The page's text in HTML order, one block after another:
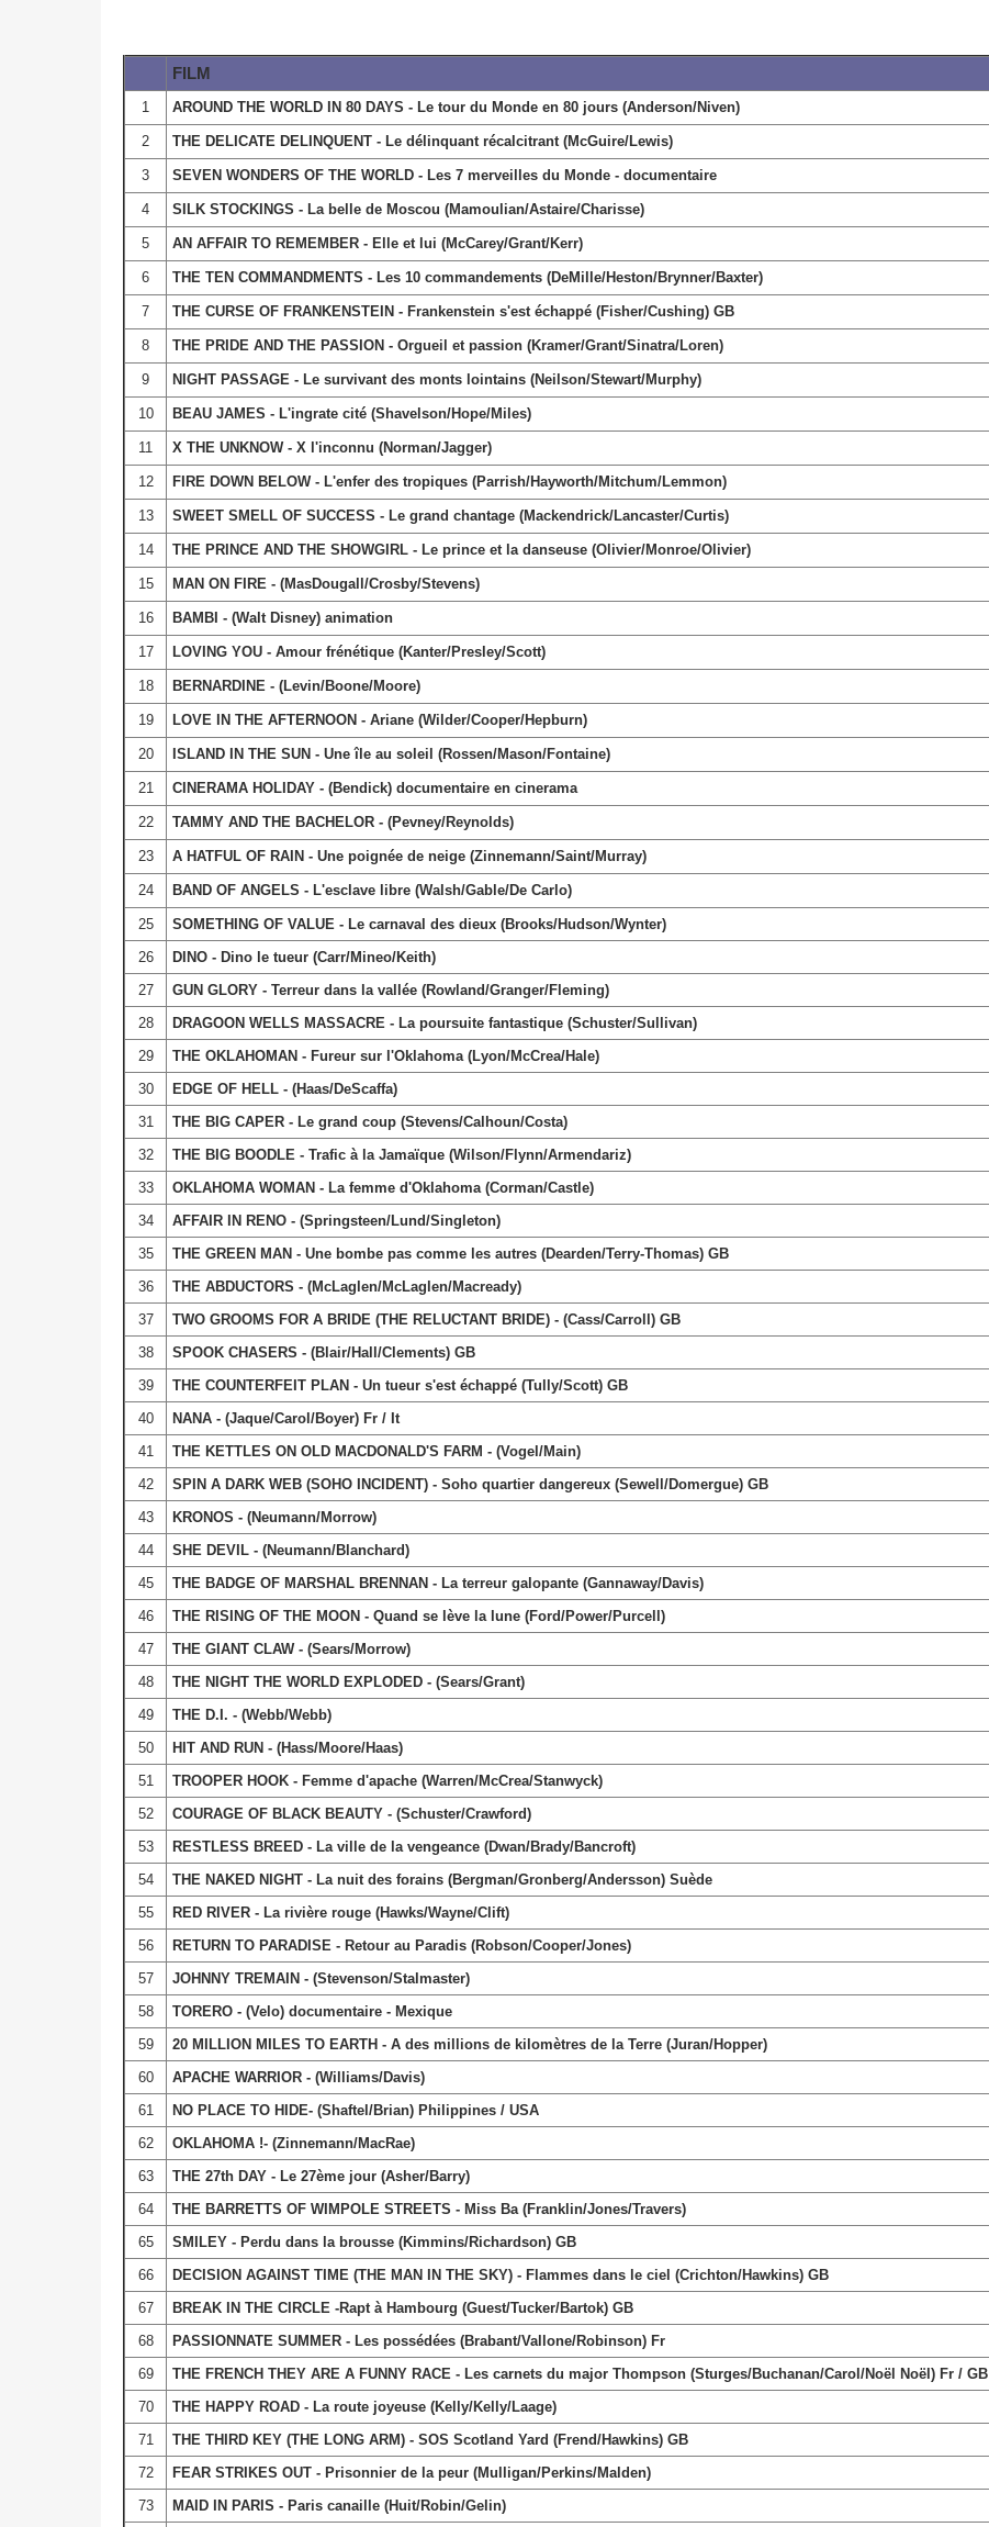
FILM
1 AROUND THE WORLD IN 80 DAYS - Le tour du Monde en 80 jours (Anderson/Niven)
2 THE DELICATE DELINQUENT - Le délinquant récalcitrant (McGuire/Lewis)
3 SEVEN WONDERS OF THE WORLD - Les 7 merveilles du Monde - documentaire
4 SILK STOCKINGS - La belle de Moscou (Mamoulian/Astaire/Charisse)
5 AN AFFAIR TO REMEMBER - Elle et lui (McCarey/Grant/Kerr)
6 THE TEN COMMANDMENTS - Les 10 commandements (DeMille/Heston/Brynner/Baxter)
7 THE CURSE OF FRANKENSTEIN - Frankenstein s'est échappé (Fisher/Cushing) GB
8 THE PRIDE AND THE PASSION - Orgueil et passion (Kramer/Grant/Sinatra/Loren)
9 NIGHT PASSAGE - Le survivant des monts lointains (Neilson/Stewart/Murphy)
10 BEAU JAMES - L'ingrate cité (Shavelson/Hope/Miles)
11 X THE UNKNOW - X l'inconnu (Norman/Jagger)
12 FIRE DOWN BELOW - L'enfer des tropiques (Parrish/Hayworth/Mitchum/Lemmon)
13 SWEET SMELL OF SUCCESS - Le grand chantage (Mackendrick/Lancaster/Curtis)
14 THE PRINCE AND THE SHOWGIRL - Le prince et la danseuse (Olivier/Monroe/Olivier)
15 MAN ON FIRE - (MasDougall/Crosby/Stevens)
16 BAMBI - (Walt Disney) animation
17 LOVING YOU - Amour frénétique (Kanter/Presley/Scott)
18 BERNARDINE - (Levin/Boone/Moore)
19 LOVE IN THE AFTERNOON - Ariane (Wilder/Cooper/Hepburn)
20 ISLAND IN THE SUN - Une île au soleil (Rossen/Mason/Fontaine)
21 CINERAMA HOLIDAY - (Bendick) documentaire en cinerama
22 TAMMY AND THE BACHELOR - (Pevney/Reynolds)
23 A HATFUL OF RAIN - Une poignée de neige (Zinnemann/Saint/Murray)
24 BAND OF ANGELS - L'esclave libre (Walsh/Gable/De Carlo)
25 SOMETHING OF VALUE - Le carnaval des dieux (Brooks/Hudson/Wynter)
26
DINO - Dino le tueur (Carr/Mineo/Keith)
27
GUN GLORY - Terreur dans la vallée (Rowland/Granger/Fleming)
28
DRAGOON WELLS MASSACRE - La poursuite fantastique (Schuster/Sullivan)
29
THE OKLAHOMAN - Fureur sur l'Oklahoma (Lyon/McCrea/Hale)
30
EDGE OF HELL - (Haas/DeScaffa)
31
THE BIG CAPER - Le grand coup (Stevens/Calhoun/Costa)
32
THE BIG BOODLE - Trafic à la Jamaïque (Wilson/Flynn/Armendariz)
33
OKLAHOMA WOMAN - La femme d'Oklahoma (Corman/Castle)
34
AFFAIR IN RENO - (Springsteen/Lund/Singleton)
35
THE GREEN MAN - Une bombe pas comme les autres (Dearden/Terry-Thomas) GB
36
THE ABDUCTORS - (McLaglen/McLaglen/Macready)
37
TWO GROOMS FOR A BRIDE (THE RELUCTANT BRIDE) - (Cass/Carroll) GB
38
SPOOK CHASERS - (Blair/Hall/Clements) GB
39
THE COUNTERFEIT PLAN - Un tueur s'est échappé (Tully/Scott) GB
40
NANA - (Jaque/Carol/Boyer) Fr / It
41
THE KETTLES ON OLD MACDONALD'S FARM - (Vogel/Main)
42
SPIN A DARK WEB (SOHO INCIDENT) - Soho quartier dangereux (Sewell/Domergue) GB
43
KRONOS - (Neumann/Morrow)
44
SHE DEVIL - (Neumann/Blanchard)
45
THE BADGE OF MARSHAL BRENNAN - La terreur galopante (Gannaway/Davis)
46
THE RISING OF THE MOON - Quand se lève la lune (Ford/Power/Purcell)
47
THE GIANT CLAW - (Sears/Morrow)
48
THE NIGHT THE WORLD EXPLODED - (Sears/Grant)
49
THE D.I. - (Webb/Webb)
50
HIT AND RUN - (Hass/Moore/Haas)
51
TROOPER HOOK - Femme d'apache (Warren/McCrea/Stanwyck)
52
COURAGE OF BLACK BEAUTY - (Schuster/Crawford)
53
RESTLESS BREED - La ville de la vengeance (Dwan/Brady/Bancroft)
54
THE NAKED NIGHT - La nuit des forains (Bergman/Gronberg/Andersson) Suède
55
RED RIVER - La rivière rouge (Hawks/Wayne/Clift)
56
RETURN TO PARADISE - Retour au Paradis (Robson/Cooper/Jones)
57
JOHNNY TREMAIN - (Stevenson/Stalmaster)
58
TORERO - (Velo) documentaire - Mexique
59
20 MILLION MILES TO EARTH - A des millions de kilomètres de la Terre (Juran/Hopper)
60
APACHE WARRIOR - (Williams/Davis)
61
NO PLACE TO HIDE- (Shaftel/Brian) Philippines / USA
62
OKLAHOMA !- (Zinnemann/MacRae)
63
THE 27th DAY - Le 27ème jour (Asher/Barry)
64
THE BARRETTS OF WIMPOLE STREETS - Miss Ba (Franklin/Jones/Travers)
65
SMILEY - Perdu dans la brousse (Kimmins/Richardson) GB
66
DECISION AGAINST TIME (THE MAN IN THE SKY) - Flammes dans le ciel (Crichton/Hawkins) GB
67
BREAK IN THE CIRCLE -Rapt à Hambourg (Guest/Tucker/Bartok) GB
68
PASSIONNATE SUMMER - Les possédées (Brabant/Vallone/Robinson) Fr
69
THE FRENCH THEY ARE A FUNNY RACE - Les carnets du major Thompson (Sturges/Buchanan/Carol/Noël Noël) Fr / GB
70
THE HAPPY ROAD - La route joyeuse (Kelly/Kelly/Laage)
71
THE THIRD KEY (THE LONG ARM) - SOS Scotland Yard (Frend/Hawkins) GB
72
FEAR STRIKES OUT - Prisonnier de la peur (Mulligan/Perkins/Malden)
73
MAID IN PARIS - Paris canaille (Huit/Robin/Gelin)